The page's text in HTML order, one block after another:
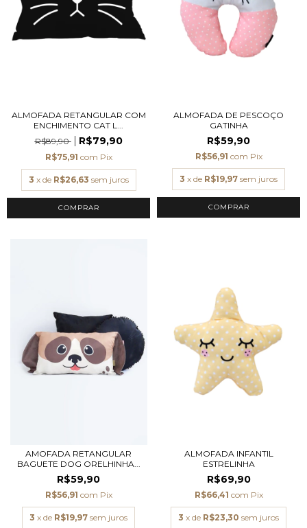
ALMOFADA RETANGULAR COM
ENCHIMENTO CAT L...
R$89,90
R$79,90
R$75,91 com Pix
3 x de R$26,63 sem juros
ALMOFADA DE PESCOÇO
GATINHA
R$59,90
R$56,91 com Pix
3 x de R$19,97 sem juros
AMOFADA RETANGULAR
BAGUETE DOG ORELHINHA...
R$59,90
R$56,91 com Pix
3 x de R$19,97 sem juros
ALMOFADA INFANTIL
ESTRELINHA
R$69,90
R$66,41 com Pix
3 x de R$23,30 sem juros